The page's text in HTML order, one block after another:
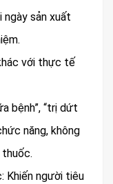
ngày sản xuất
với thực tế
bệnh”, “trị dứt
năng, không
Khiến người tiêu